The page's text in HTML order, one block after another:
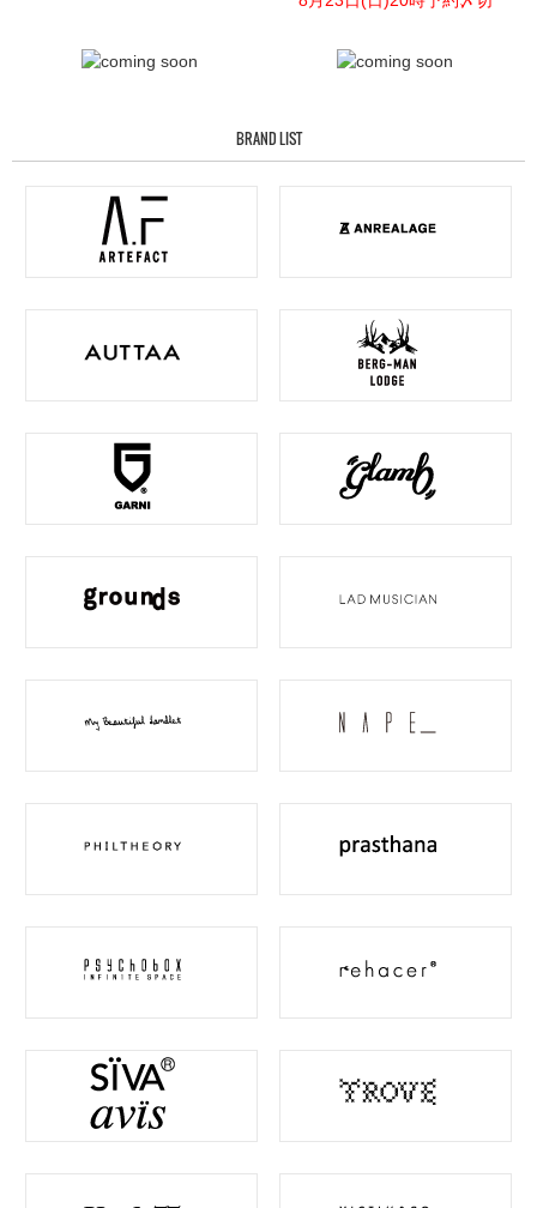
BRAND LIST